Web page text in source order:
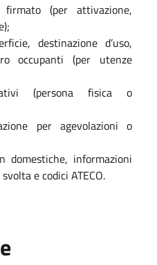
(per attivazione,
destinazione d’uso,
occupanti (per utenze
(persona fisica o
per agevolazioni o
domestiche, informazioni
e codici ATECO.